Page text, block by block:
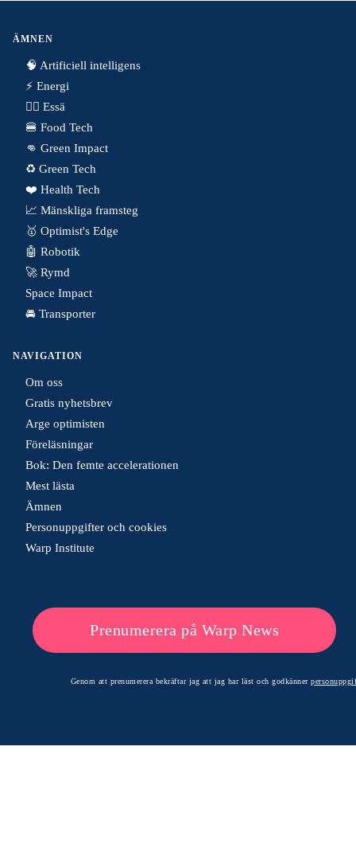
ÄMNEN
🧠 Artificiell intelligens
⚡️ Energi
✍🏼 Essä
🍔 Food Tech
👊 Green Impact
♻️ Green Tech
❤️ Health Tech
📈 Mänskliga framsteg
🥇 Optimist's Edge
🤖 Robotik
🚀 Rymd
Space Impact
🚘 Transporter
NAVIGATION
Om oss
Gratis nyhetsbrev
Arge optimisten
Föreläsningar
Bok: Den femte accelerationen
Mest lästa
Ämnen
Personuppgifter och cookies
Warp Institute
Prenumerera på Warp News
Genom att prenumerera bekräftar jag att jag har läst och godkänner